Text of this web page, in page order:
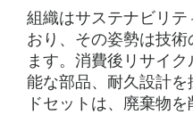
組織はサステナビリ
おり、その姿勢は技
ます。消費後リサイ
能な部品、耐久設計
ドセットは、廃棄物